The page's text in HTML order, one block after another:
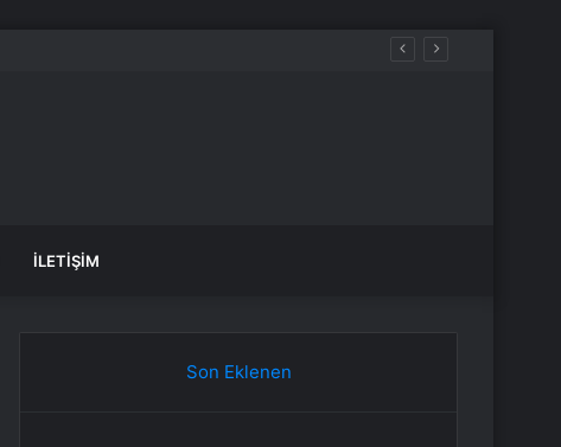
İLETIŞIM
Son Eklenen